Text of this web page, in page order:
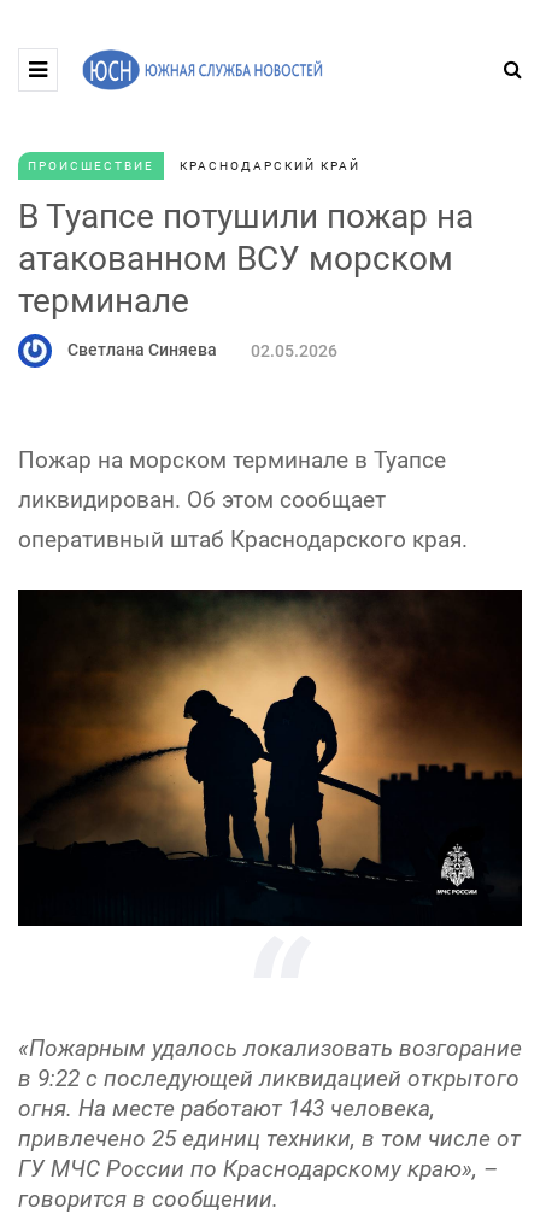
ПРОИСШЕСТВИЕ КРАСНОДАРСКИЙ КРАЙ
В Туапсе потушили пожар на
атакованном ВСУ морском
терминале
Светлана Синяева 02.05.2026
Пожар на морском терминале в Туапсе
ликвидирован. Об этом сообщает
оперативный штаб Краснодарского края.
«Пожарным удалось локализовать возгорание
в 9:22 с последующей ликвидацией открытого
огня. На месте работают 143 человека,
привлечено 25 единиц техники, в том числе от
ГУ МЧС России по Краснодарскому краю», –
говорится в сообщении.